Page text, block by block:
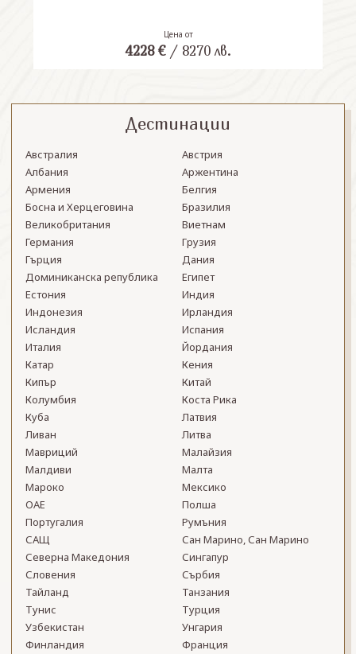
Цена от
4228 €/ 8270 лв.
Дестинации
Австралия
Австрия
Албания
Аржентина
Армения
Белгия
Босна и Херцеговина
Бразилия
Великобритания
Виетнам
Германия
Грузия
Гърция
Дания
Доминиканска република
Египет
Естония
Индия
Индонезия
Ирландия
Исландия
Испания
Италия
Йордания
Катар
Кения
Кипър
Китай
Колумбия
Коста Рика
Куба
Латвия
Ливан
Литва
Мавриций
Малайзия
Малдиви
Малта
Мароко
Мексико
ОАЕ
Полша
Португалия
Румъния
САЩ
Сан Марино, Сан Марино
Северна Македония
Сингапур
Словения
Сърбия
Тайланд
Танзания
Тунис
Турция
Узбекистан
Унгария
Финландия
Франция